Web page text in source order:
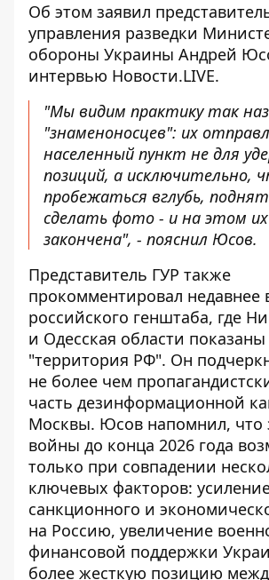
Об этом заявил
управления разведки
обороны Украины Андрей
интервью Новости.LIVE.
"Мы видим практику так
"знаменоносцев": их
населенный пункт не для
позиций, а исключительно,
пробежаться вглубь,
сделать фото - и на этом
закончена", - пояснил Юсов.
Представитель ГУР также
прокомментировал недавнее
российского генштаба, где
и Одесская области показаны
"территория РФ". Он
не более чем
часть дезинформационной
Москвы. Юсов напомнил, что
войны до конца 2026 года
только при совпадении
ключевых факторов:
санкционного и
на Россию, увеличение
финансовой поддержки
более жесткую позицию